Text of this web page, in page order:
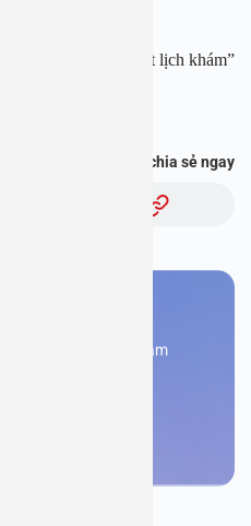
cứu kết quả – Đặt lịch khám”
thông tin này hữu ích, chia sẻ ngay
gia tư vấn và khám